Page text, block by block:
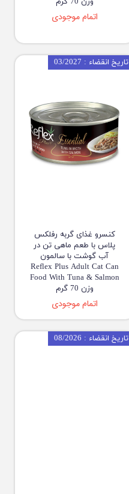
اتمام موجودی
کنسرو غذای گربه رفلکس
پلاس با طعم ماهی تن در
آب گوشت با سالمون
Reflex Plus Adult Cat Can
Food With Tuna & Salmon
وزن 70 گرم
اتمام موجودی
تاریخ انقضاء : 03/2027
تاریخ انقضاء : 08/2026